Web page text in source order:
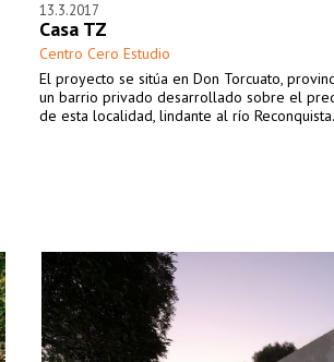
13.3.2017
Casa TZ
Centro Cero Estudio
El proyecto se sitúa en Don Torcuato,
un barrio privado desarrollado sobre el
de esta localidad, lindante al río Reconquista.